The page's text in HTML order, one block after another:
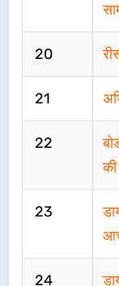
20
21
22
की
23
24